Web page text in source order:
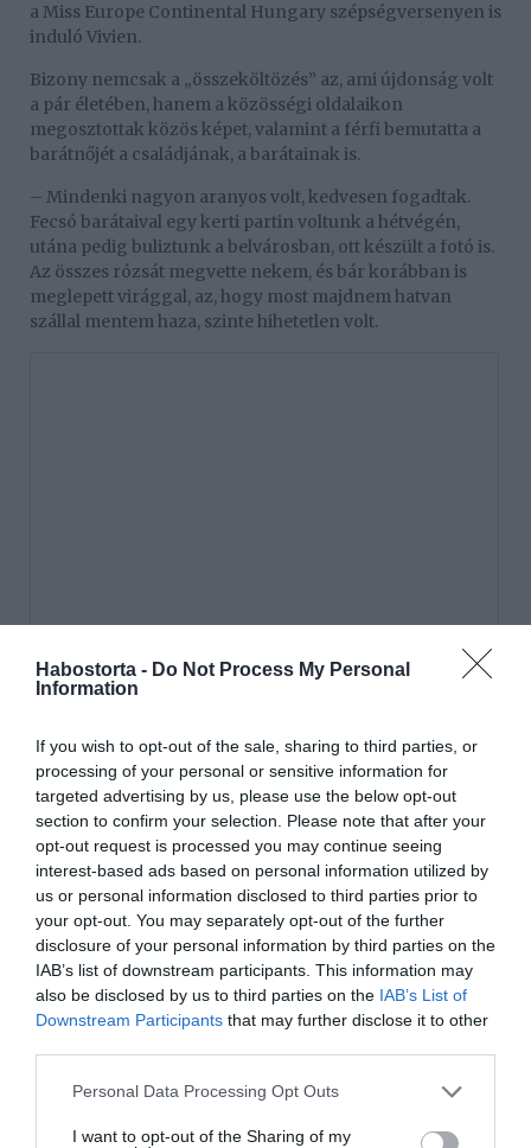
Habostorta - Do Not Process My Personal
Information
If you wish to opt-out of the sale, sharing to third parties, or
processing of your personal or sensitive information for
targeted advertising by us, please use the below opt-out
section to confirm your selection. Please note that after your
opt-out request is processed you may continue seeing
interest-based ads based on personal information utilized by
us or personal information disclosed to third parties prior to
your opt-out. You may separately opt-out of the further
disclosure of your personal information by third parties on the
IAB’s list of downstream participants. This information may
also be disclosed by us to third parties on the IAB’s List of
Downstream Participants that may further disclose it to other
Please note that this website/app uses one or more Google
not limited to your visit or usage behaviour. You may click to
Personal Data Processing Opt Outs
I want to opt-out of the Sharing of my
a Miss Europe Continental Hungary szépségversenyen is
induló Vivien.
Bizony nemcsak a „összeköltözés” az, ami újdonság volt
a pár életében, hanem a közösségi oldalaikon
megosztottak közös képet, valamint a férfi bemutatta a
barátnőjét a családjának, a barátainak is.
– Mindenki nagyon aranyos volt, kedvesen fogadtak.
Fecsó barátaival egy kerti partin voltunk a hétvégén,
utána pedig buliztunk a belvárosban, ott készült a fotó is.
Az összes rózsát megvette nekem, és bár korábban is
meglepett virággal, az, hogy most majdnem hatvan
szállal mentem haza, szinte hihetetlen volt.
A Blikk megkereste Fecsót is, akiről eddig nem úgy
hírlett, hogy ennyire romantikus alkat lenne.